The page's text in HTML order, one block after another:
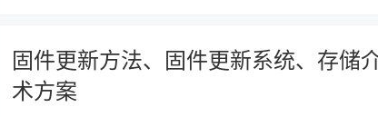
固件更新方法、固件更新系统、存储
术方案